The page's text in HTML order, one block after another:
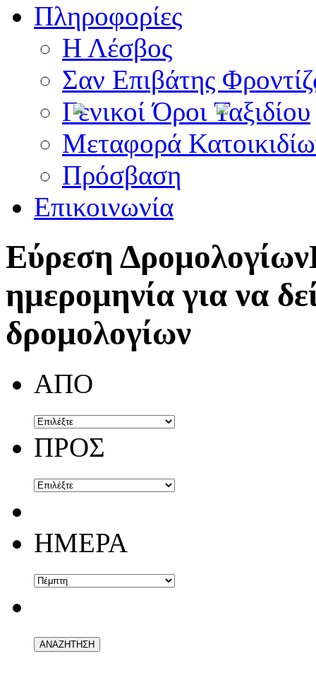
Πληροφορίες
Η Λέσβος
Σαν Επιβάτης
Γενικοί Όροι Ταξιδίου
Μεταφορά
Πρόσβαση
Επικοινωνία
Εύρεση Δρομολογίων
ημερομηνία για να
δρομολογίων
ΑΠΟ
ΠΡΟΣ
ΗΜΕΡΑ